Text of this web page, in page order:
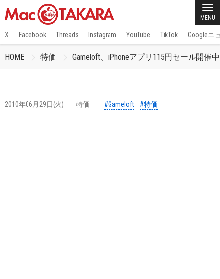
MENU
X Facebook Threads Instagram YouTube TikTok Googleニ
HOME 特価 Gameloft、iPhoneアプリ115円セール開催中
2010年06月29日(火) 特価 #Gameloft #特価